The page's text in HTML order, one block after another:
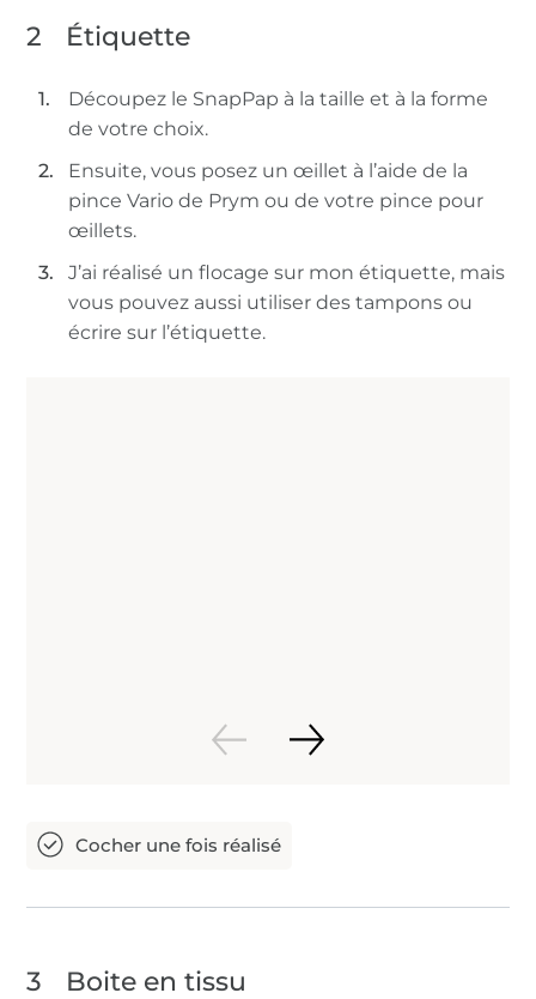
2 Étiquette
Découpez le SnapPap à la taille et à la forme
de votre choix.
Ensuite, vous posez un œillet à l’aide de la
pince Vario de Prym ou de votre pince pour
œillets.
J’ai réalisé un flocage sur mon étiquette, mais
vous pouvez aussi utiliser des tampons ou
écrire sur l’étiquette.
3 Boite en tissu